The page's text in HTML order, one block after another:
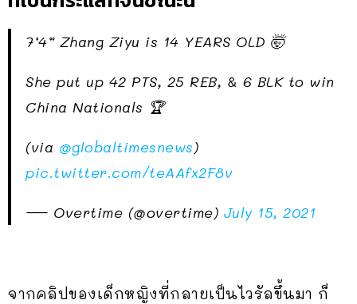
7’4” Zhang Ziyu is 14 YEARS OLD 🤯
She put up 42 PTS, 25 REB, & 6 BLK to win
China Nationals 🏆
(via @globaltimesnews)
pic.twitter.com/teAAfx2F8v
— Overtime (@overtime) July 15, 2021
จากคลิปของเด็กหญิงที่กลายเป็นไวรัลขึ้นมา ก็